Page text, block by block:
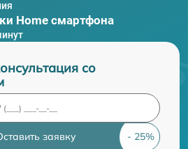
Home смартфона
со
заявку